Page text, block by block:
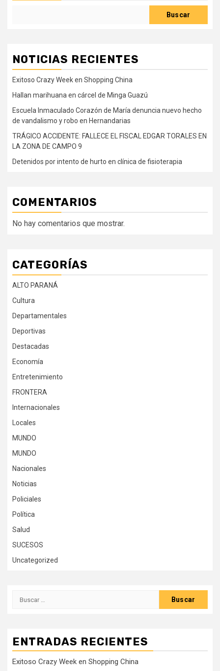
Buscar
NOTICIAS RECIENTES
Exitoso Crazy Week en Shopping China
Hallan marihuana en cárcel de Minga Guazú
Escuela Inmaculado Corazón de María denuncia nuevo hecho
de vandalismo y robo en Hernandarias
TRÁGICO ACCIDENTE: FALLECE EL FISCAL EDGAR TORALES EN
LA ZONA DE CAMPO 9
Detenidos por intento de hurto en clínica de fisioterapia
COMENTARIOS
No hay comentarios que mostrar.
CATEGORÍAS
ALTO PARANÁ
Cultura
Departamentales
Deportivas
Destacadas
Economía
Entretenimiento
FRONTERA
Internacionales
Locales
MUNDO
MUNDO
Nacionales
Noticias
Policiales
Política
Salud
SUCESOS
Uncategorized
Buscar:
ENTRADAS RECIENTES
Exitoso Crazy Week en Shopping China